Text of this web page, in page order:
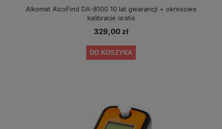
Alkomat AlcoFind DA-8100 10 lat gwarancji + okresowe
kalibracje gratis
329,00 zł
DO KOSZYKA